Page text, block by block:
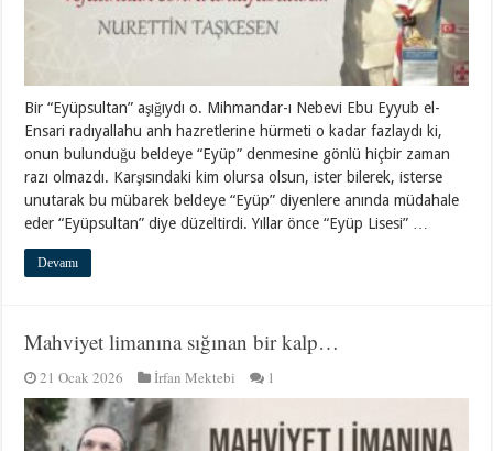
Bir “Eyüpsultan” aşığıydı o. Mihmandar-ı Nebevi Ebu Eyyub el-
Ensari radıyallahu anh hazretlerine hürmeti o kadar fazlaydı ki,
onun bulunduğu beldeye “Eyüp” denmesine gönlü hiçbir zaman
razı olmazdı. Karşısındaki kim olursa olsun, ister bilerek, isterse
unutarak bu mübarek beldeye “Eyüp” diyenlere anında müdahale
eder “Eyüpsultan” diye düzeltirdi. Yıllar önce “Eyüp Lisesi” …
Devamı
Mahviyet limanına sığınan bir kalp…
21 Ocak 2026 İrfan Mektebi 1